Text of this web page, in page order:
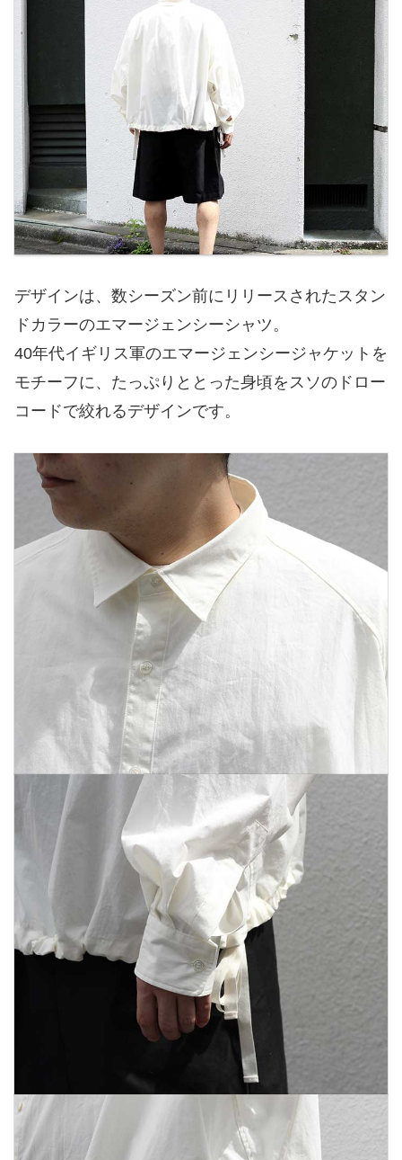
デザインは、数シーズン前にリリースされたスタン
ドカラーのエマージェンシーシャツ。
40年代イギリス軍のエマージェンシージャケットを
モチーフに、たっぷりととった身頃をスソのドロー
コードで絞れるデザインです。